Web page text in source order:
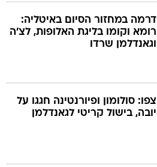
דרמה במחזור הסיום באיטליה:
רומא וקומו בליגת האלופות, לצ'ה
וגאנדלמן שרדו
צפו: סולומון ופיורנטינה חגגו על
יובה, בישול קריטי לגאנדלמן